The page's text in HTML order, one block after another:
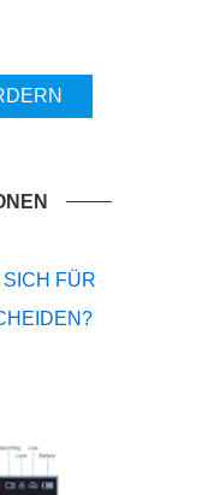
FÜR